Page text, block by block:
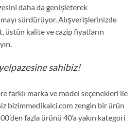
daha da genişleterek
sürdürüyor. Alışverişlerinizde
üstün kalite ve cazip fiyatların
sahibiz!
farklı marka ve model seçenekleri ile
bizimmedikalci.com zengin bir ürün
fazla ürünü 40’a yakın kategori